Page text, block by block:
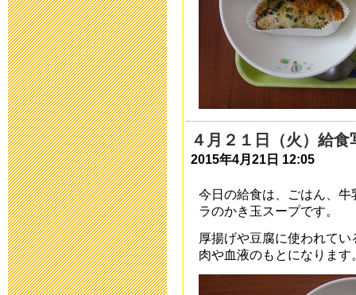
2020年10月16日
第32回公開
2020年7月20日
令和2年度 卒
2020年6月25日
学校教育活動
2020年5月14日
臨時休校中の
４月２１日（火）給食
2015年4月21日 12:05
今日の給食は、ごはん、
ラのかき玉スープです。
厚揚げや豆腐に使われて
肉や血液のもとになります